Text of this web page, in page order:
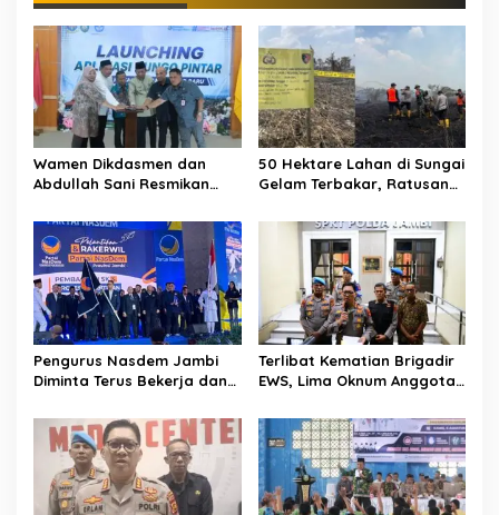
Wamen Dikdasmen dan
Abdullah Sani Resmikan
Digitalisasi Pendidikan
Jambi
50 Hektare Lahan di Sungai
Gelam Terbakar, Ratusan
Water Bombing Dikerahkan
Lakukan Pemadaman
Pengurus Nasdem Jambi
Diminta Terus Bekerja dan
Suara di Pemilu 2029
Terlibat Kematian Brigadir
EWS, Lima Oknum Anggota